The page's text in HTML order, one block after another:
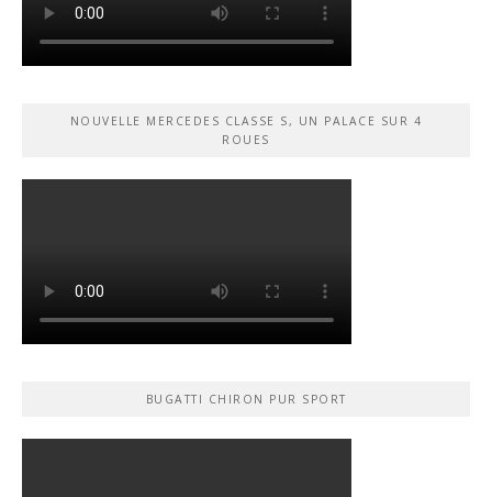
NOUVELLE MERCEDES CLASSE S, UN PALACE SUR 4
ROUES
BUGATTI CHIRON PUR SPORT